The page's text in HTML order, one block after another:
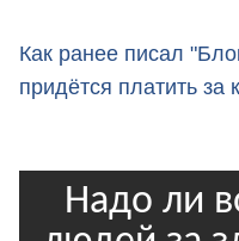
Как ранее писал
придётся платить за